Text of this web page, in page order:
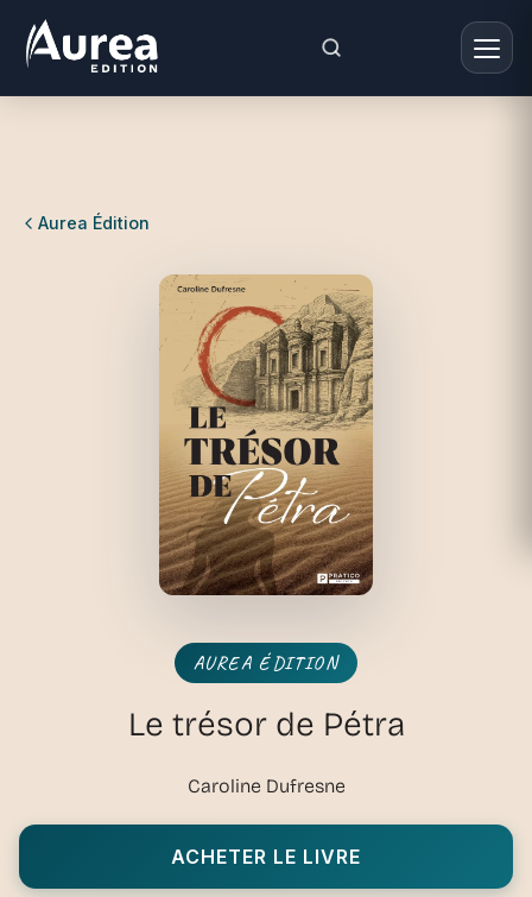
Aurea Édition
AUREA ÉDITION
Le trésor de Pétra
Caroline Dufresne
ACHETER LE LIVRE